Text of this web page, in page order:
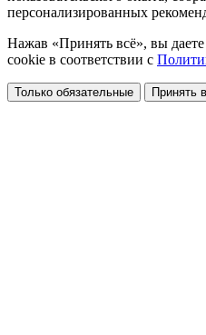
персонализированных
Нажав «Принять всё», вы
cookie в соответствии с
Только обязательные Принять